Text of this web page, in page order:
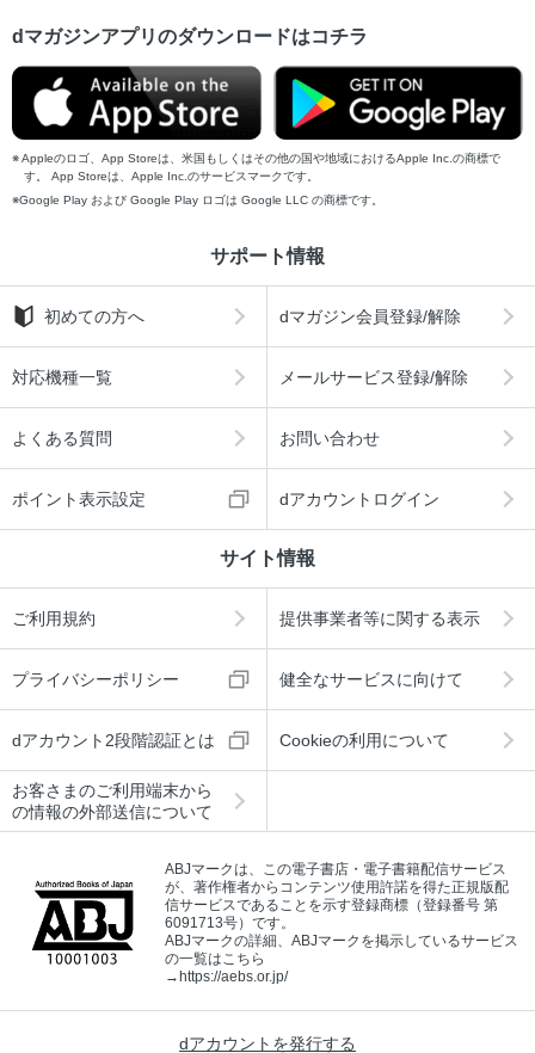
dマガジンアプリのダウンロードはコチラ
Appleのロゴ、App Storeは、米国もしくはその他の国や地域におけるApple Inc.の商標で
す。 App Storeは、Apple Inc.のサービスマークです。
Google Play および Google Play ロゴは Google LLC の商標です。
サポート情報
初めての方へ dマガジン会員登録/解除
対応機種一覧 メールサービス登録/解除
よくある質問 お問い合わせ
ポイント表示設定 dアカウントログイン
サイト情報
ご利用規約 提供事業者等に関する表示
プライバシーポリシー 健全なサービスに向けて
dアカウント2段階認証とは Cookieの利用について
お客さまのご利用端末から
の情報の外部送信について
ABJマークは、この電子書店・電子書籍配信サービス
が、著作権者からコンテンツ使用許諾を得た正規版配
信サービスであることを示す登録商標（登録番号 第
6091713号）です。
ABJマークの詳細、ABJマークを掲示しているサービス
の一覧はこちら
→https://aebs.or.jp/
dアカウントを発行する